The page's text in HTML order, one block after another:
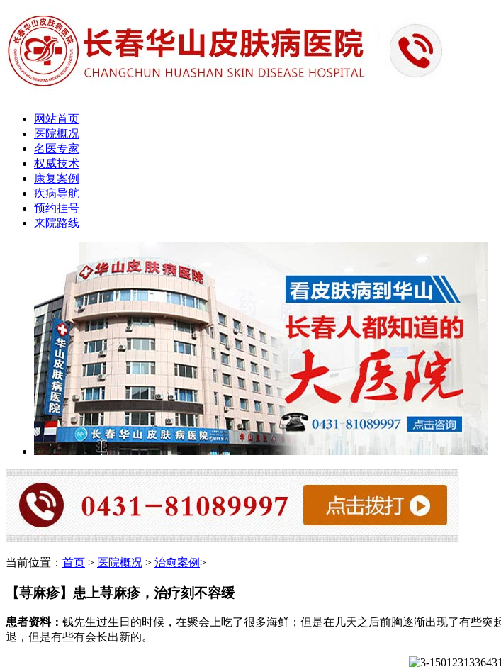
网站首页
医院概况
名医专家
权威技术
康复案例
疾病导航
预约挂号
来院路线
当前位置： 首页 > 医院概况 > 治愈案例>
【荨麻疹】患上荨麻疹，治疗刻不容缓
患者资料： 钱先生过生日的时候，在聚会上吃了很多海鲜；但是在几天之后前胸逐渐出现了有些
退，但是有些有会长出新的。